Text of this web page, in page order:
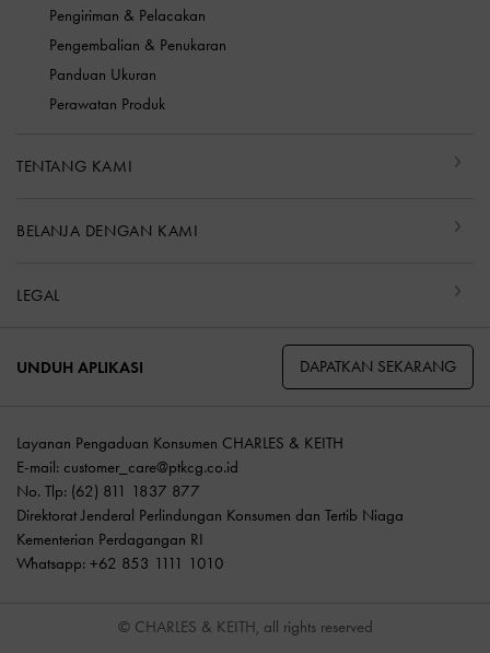
Pengiriman & Pelacakan
Pengembalian & Penukaran
Panduan Ukuran
Perawatan Produk
TENTANG KAMI
BELANJA DENGAN KAMI
LEGAL
UNDUH APLIKASI DAPATKAN SEKARANG
Layanan Pengaduan Konsumen CHARLES & KEITH
E-mail: customer_care@ptkcg.co.id
No. Tlp: (62) 811 1837 877
Direktorat Jenderal Perlindungan Konsumen dan Tertib Niaga
Kementerian Perdagangan RI
Whatsapp: +62 853 1111 1010
© CHARLES & KEITH, all rights reserved